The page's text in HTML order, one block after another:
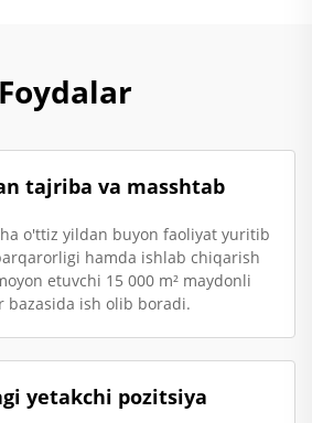
Foydalar
tajriba va masshtab
o'ttiz yildan buyon faoliyat yuritib
hamda ishlab chiqarish
etuvchi 15 000 m² maydonli
bazasida ish olib boradi.
yetakchi pozitsiya